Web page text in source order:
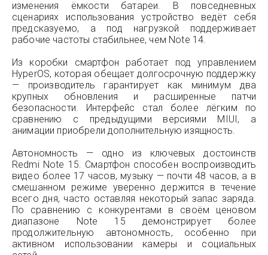
изменения ёмкости батареи. В повседневных
сценариях использования устройство ведёт себя
предсказуемо, а под нагрузкой поддерживает
рабочие частоты стабильнее, чем Note 14.
Из коробки смартфон работает под управлением
HyperOS, которая обещает долгосрочную поддержку
— производитель гарантирует как минимум два
крупных обновления и расширенные патчи
безопасности. Интерфейс стал более лёгким по
сравнению с предыдущими версиями MIUI, а
анимации приобрели дополнительную изящность.
Автономность — одно из ключевых достоинств
Redmi Note 15. Смартфон способен воспроизводить
видео более 17 часов, музыку — почти 48 часов, а в
смешанном режиме уверенно держится в течение
всего дня, часто оставляя некоторый запас заряда.
По сравнению с конкурентами в своём ценовом
диапазоне Note 15 демонстрирует более
продолжительную автономность, особенно при
активном использовании камеры и социальных